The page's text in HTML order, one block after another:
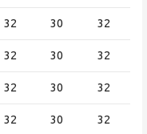
32 30 32
32 30 32
32 30 32
32 30 32